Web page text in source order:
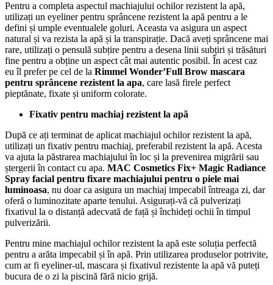
Pentru a completa aspectul machiajului ochilor rezistent la apă,
utilizați un eyeliner pentru sprâncene rezistent la apă pentru a le
defini și umple eventualele goluri. Aceasta va asigura un aspect
natural și va rezista la apă și la transpirație. Dacă aveți sprâncene mai
rare, utilizați o pensulă subțire pentru a desena linii subțiri și trăsături
fine pentru a obține un aspect cât mai autentic posibil. În acest caz
eu îl prefer pe cel de la Rimmel Wonder’Full Brow mascara
pentru sprâncene rezistent la apa, care lasă firele perfect
pieptănate, fixate și uniform colorate.
Fixativ pentru machiaj rezistent la apă
După ce ați terminat de aplicat machiajul ochilor rezistent la apă,
utilizați un fixativ pentru machiaj, preferabil rezistent la apă. Acesta
va ajuta la păstrarea machiajului în loc și la prevenirea migrării sau
ștergerii în contact cu apa. MAC Cosmetics Fix+ Magic Radiance
Spray facial pentru fixare machiajului pentru o piele mai
luminoasa, nu doar ca asigura un machiaj impecabil întreaga zi, dar
oferă o luminozitate aparte tenului. Asigurați-vă că pulverizați
fixativul la o distanță adecvată de față și închideți ochii în timpul
pulverizării.
Pentru mine machiajul ochilor rezistent la apă este soluția perfectă
pentru a arăta impecabil și în apă. Prin utilizarea produselor potrivite,
cum ar fi eyeliner-ul, mascara și fixativul rezistente la apă vă puteți
bucura de o zi la piscină fără nicio grijă.